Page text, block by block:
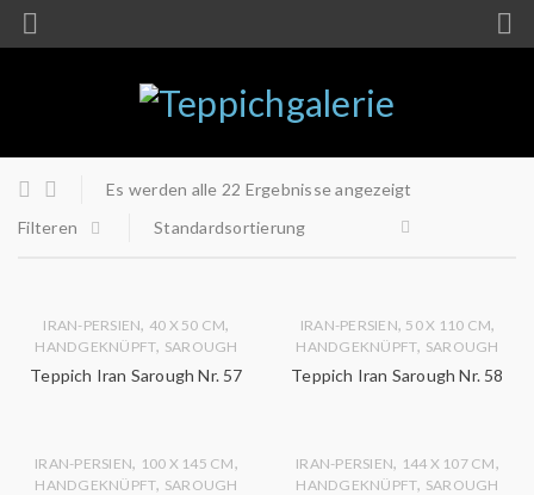
Es werden alle 22 Ergebnisse angezeigt
Filteren
Standardsortierung
IRAN-PERSIEN, 40 X 50 CM,
HANDGEKNÜPFT, SAROUGH
Teppich Iran Sarough Nr. 57
IRAN-PERSIEN, 50 X 110 CM,
HANDGEKNÜPFT, SAROUGH
Teppich Iran Sarough Nr. 58
IRAN-PERSIEN, 100 X 145 CM,
HANDGEKNÜPFT, SAROUGH
IRAN-PERSIEN, 144 X 107 CM,
HANDGEKNÜPFT, SAROUGH